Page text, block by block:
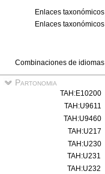
Enlaces taxonómicos
Enlaces taxonómicos
Combinaciones de idiomas
Partonomia
TAH:E10200
TAH:U9611
TAH:U9460
TAH:U217
TAH:U230
TAH:U231
TAH:U232